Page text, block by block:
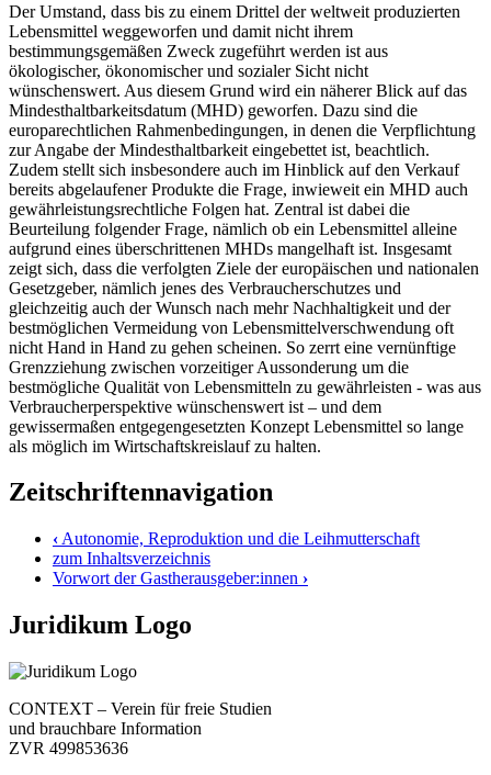
Der Umstand, dass bis zu einem Drittel der weltweit produzierten
Lebensmittel weggeworfen und damit nicht ihrem
bestimmungsgemäßen Zweck zugeführt werden ist aus
ökologischer, ökonomischer und sozialer Sicht nicht
wünschenswert. Aus diesem Grund wird ein näherer Blick auf das
Mindesthaltbarkeitsdatum (MHD) geworfen. Dazu sind die
europarechtlichen Rahmenbedingungen, in denen die Verpflichtung
zur Angabe der Mindesthaltbarkeit eingebettet ist, beachtlich.
Zudem stellt sich insbesondere auch im Hinblick auf den Verkauf
bereits abgelaufener Produkte die Frage, inwieweit ein MHD auch
gewährleistungsrechtliche Folgen hat. Zentral ist dabei die
Beurteilung folgender Frage, nämlich ob ein Lebensmittel alleine
aufgrund eines überschrittenen MHDs mangelhaft ist. Insgesamt
zeigt sich, dass die verfolgten Ziele der europäischen und nationalen
Gesetzgeber, nämlich jenes des Verbraucherschutzes und
gleichzeitig auch der Wunsch nach mehr Nachhaltigkeit und der
bestmöglichen Vermeidung von Lebensmittelverschwendung oft
nicht Hand in Hand zu gehen scheinen. So zerrt eine vernünftige
Grenzziehung zwischen vorzeitiger Aussonderung um die
bestmögliche Qualität von Lebensmitteln zu gewährleisten - was aus
Verbraucherperspektive wünschenswert ist – und dem
gewissermaßen entgegengesetzten Konzept Lebensmittel so lange
als möglich im Wirtschaftskreislauf zu halten.
Zeitschriftennavigation
‹ Autonomie, Reproduktion und die Leihmutterschaft
zum Inhaltsverzeichnis
Vorwort der Gastherausgeber:innen ›
Juridikum Logo
CONTEXT – Verein für freie Studien
und brauchbare Information
ZVR 499853636